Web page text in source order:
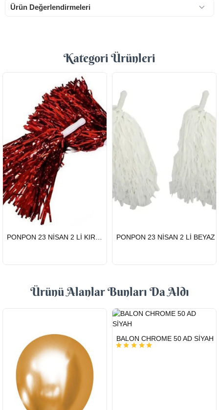
Ürün Değerlendirmeleri
Kategori Ürünleri
GÖNDERİ
GÖNDERİ
PONPON 23 NİSAN 2 Lİ BEYAZ
Ürünü Alanlar Bunları Da Aldı
GÖNDERİ
BALON CHROME 50 AD SİYAH